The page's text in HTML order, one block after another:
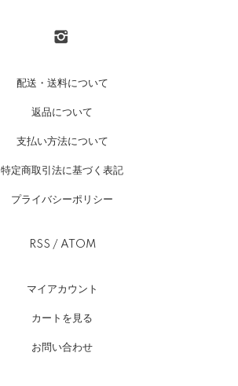
配送・送料について
返品について
支払い方法について
特定商取引法に基づく表記
プライバシーポリシー
RSS / ATOM
マイアカウント
カートを見る
お問い合わせ